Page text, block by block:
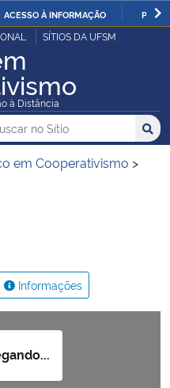
ACESSO À INFORMAÇÃO
SÍTIOS DA UFSM
à Distância
no no Sítio
em Cooperativismo >
Informações